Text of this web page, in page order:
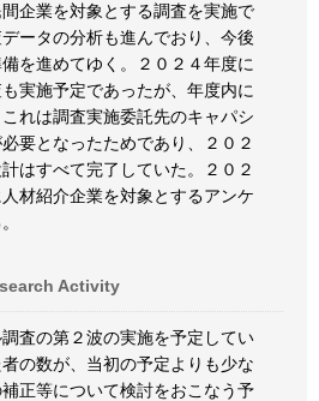
企業を対象とする調査を実施で
ータの分析も進んでおり、今後
を進めてゆく。２０２４年度に
実施予定であったが、年度内に
れは調査実施委託先のキャパシ
要となったためであり、２０２
はすべて完了していた。２０２
材紹介企業を対象とするアンケ
Activity
査の第２波の実施を予定してい
の数が、当初の予定よりも少な
正等について検討をおこなう予